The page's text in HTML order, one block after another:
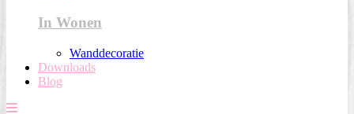
In Wonen
Wanddecoratie
Downloads
Blog